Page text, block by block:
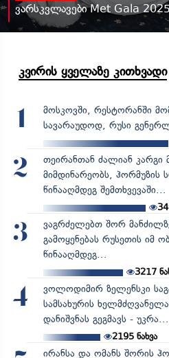
ვარსკვლავები Met Gala
კვირის ყველაზე კითხვადი
1
მოსკოვში, რესტორანში
სავარაუდოდ, რუსი
2
თეირანთან ძალიან კარგი
მიმდინარეობს, ჰორმუზის
წინააღმდეგ შემთხვევაში...
3
ვაგრძელებთ შორ
გამოყენებას რუსეთის იმ
წინააღმდეგ...
3217
4
ვოლოდიმირ ზელენსკი
სამსახურის
დანიშვნას გეგმავს - უკრა...
2195ნახვა
ირანსა და ომანს შორის